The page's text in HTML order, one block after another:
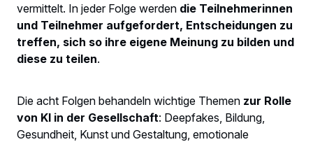
vermittelt. In jeder Folge werden die Teilnehmerinnen
und Teilnehmer aufgefordert, Entscheidungen zu
treffen, sich so ihre eigene Meinung zu bilden und
diese zu teilen.
Die acht Folgen behandeln wichtige Themen zur Rolle
von KI in der Gesellschaft: Deepfakes, Bildung,
Gesundheit, Kunst und Gestaltung, emotionale